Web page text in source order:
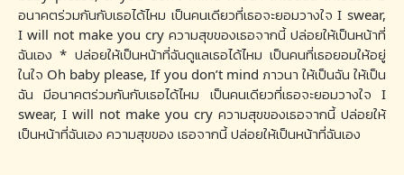
อนาคตร่วมกันกับเธอได้ไหม เป็นคนเดียวที่เธอจะยอมวางใจ I swear,
I will not make you cry ความสุขของเธอจากนี้ ปล่อยให้เป็นหน้าที่
ฉันเอง * ปล่อยให้เป็นหน้าที่ฉันดูแลเธอได้ไหม เป็นคนที่เธอยอมให้อยู่
ในใจ Oh baby please, If you don’t mind ภาวนา ให้เป็นฉัน ให้เป็น
ฉัน มีอนาคตร่วมกันกับเธอได้ไหม เป็นคนเดียวที่เธอจะยอมวางใจ I
swear, I will not make you cry ความสุขของเธอจากนี้ ปล่อยให้
เป็นหน้าที่ฉันเอง ความสุขของ เธอจากนี้ ปล่อยให้เป็นหน้าที่ฉันเอง